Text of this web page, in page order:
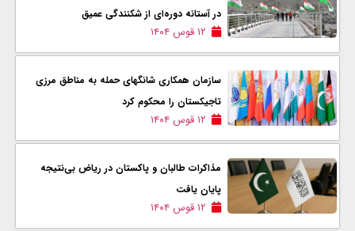
در آستانه دوره‌ای از شکنندگی عمیق
۱۲ قوس ۱۴۰۴
سازمان همکاری شانگهای حمله به مناطق مرزی
تاجیکستان را محکوم کرد
۱۲ قوس ۱۴۰۴
مذاکرات طالبان و پاکستان در ریاض بی‌نتیجه
پایان یافت
۱۲ قوس ۱۴۰۴